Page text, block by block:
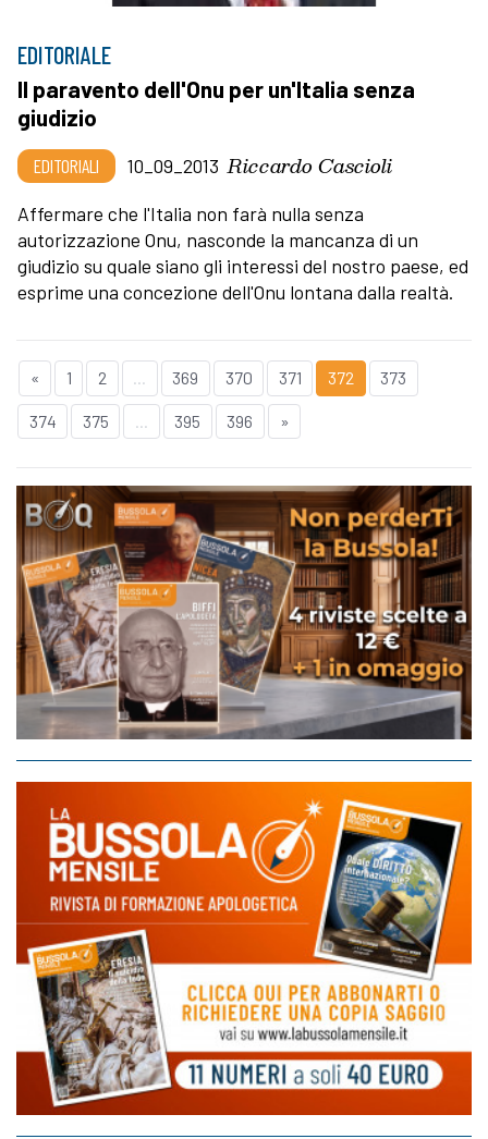
EDITORIALE
Il paravento dell'Onu per un'Italia senza
giudizio
EDITORIALI 10_09_2013 Riccardo Cascioli
Affermare che l'Italia non farà nulla senza
autorizzazione Onu, nasconde la mancanza di un
giudizio su quale siano gli interessi del nostro paese, ed
esprime una concezione dell'Onu lontana dalla realtà.
« 1 2 ... 369 370 371 372 373
374 375 395 396 »